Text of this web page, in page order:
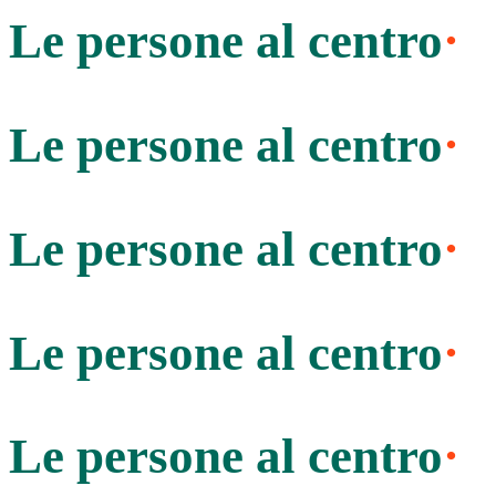
Le persone al centro·
Le persone al centro·
Le persone al centro·
Le persone al centro·
Le persone al centro·